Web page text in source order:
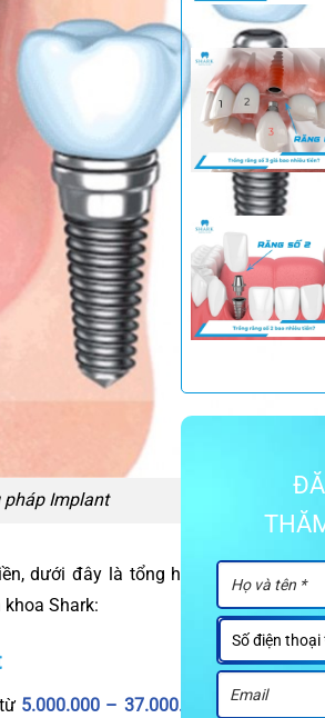
pháp Implant
dưới đây là tổng hợp bảng giá trồng
Shark:
5.000.000 – 37.000.000 VNĐcho một